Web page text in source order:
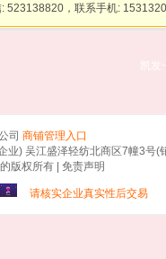
523138820，联系手机:
凯
司 商铺管理入口
业) 吴江盛泽轻纺北商区7幢3号(
版权所有 | 免责声明
请核实企业真实性后交易